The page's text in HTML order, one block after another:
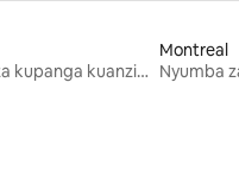
Nyumba za kupanga kuanzia mwezi mmoja
Montreal